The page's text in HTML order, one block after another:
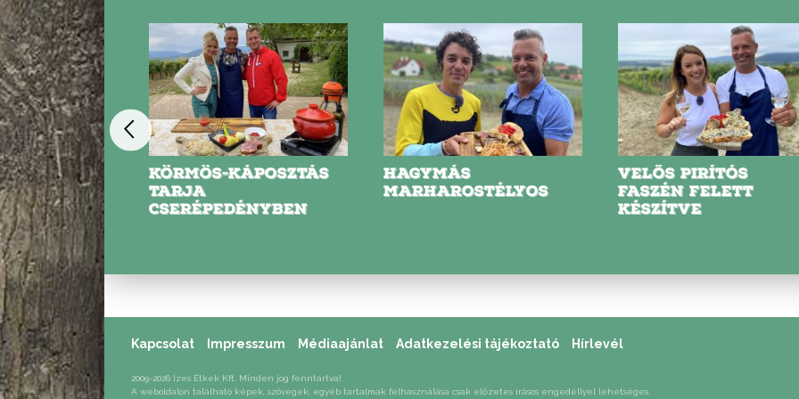
HAGYMÁS
MARHAROSTÉLYOS
VELŐS PIRÍTÓS
FASZÉN FELETT
FEHÉRBOROS-
BABÉROS
Kapcsolat Impresszum Médiaajánlat Adatkezelési tájékoztató Hírlevél
2009-2026 Ízes Étkek Kft. Minden jog fenntartva!
A weboldalon található képek, szövegek, egyéb tartalmak felhasználása csak előzetes írásos engedéllyel lehetséges.